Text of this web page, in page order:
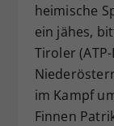
heimische
ein jähes,
Tiroler
im Kampf
Finnen